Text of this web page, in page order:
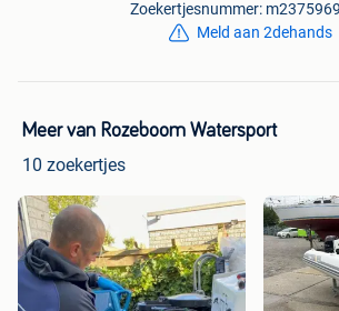
en met 17.00 en op de zaterdag van 9.00
Zoekertjesnummer:
Meld aan 2dehands
Meer van Rozeboom Watersport
10 zoekertjes